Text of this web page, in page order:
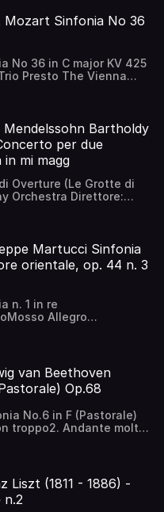
Mozart Sinfonia No 36
No 36 in C major KV 425
Presto The Vienna
ConductsDirettore:
"Prague" Adagio -
Bartholdy
per due
mi magg
Overture (Le Grotte di
Orchestra Direttore:
pianoforti e orchestra in
Frederic
Martucci Sinfonia
orientale, op. 44 n. 3
n. 1 in re
Allegro
3 Giga, op. 61 n.
Francesco D'Avalos
van Beethoven
Op.68
No.6 in F (Pastorale)
troppo2. Andante molto
Philharmonia
Liszt (1811 - 1886) -
n.2